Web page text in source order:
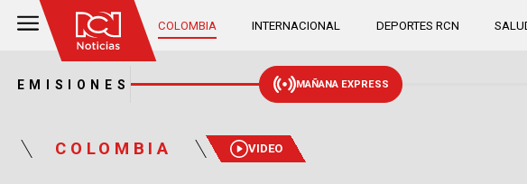
COLOMBIA INTERNACIONAL DEPORTES RCN
EMISIONES MAÑANA EXPRESS
COLOMBIA VIDEO